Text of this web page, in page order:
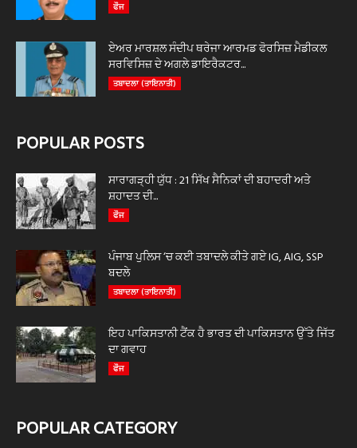
ਫੌਜ
ਏਅਰ ਮਾਰਸ਼ਲ ਸੰਦੀਪ ਥਰੇਜਾ ਆਰਮਡ ਫੋਰਸਿਜ਼ ਮੈਡੀਕਲ
ਸਰਵਿਸਿਜ਼ ਦੇ ਅਗਲੇ ਡਾਇਰੈਕਟਰ...
ਤਬਾਦਲਾ (ਤਾਇਨਾਤੀ)
POPULAR POSTS
ਸਾਰਾਗੜ੍ਹੀ ਯੁੱਧ : 21 ਸਿੱਖ ਸੈਨਿਕਾਂ ਦੀ ਬਹਾਦਰੀ ਅਤੇ
ਸ਼ਹਾਦਤ ਦੀ...
ਫੌਜ
ਪੰਜਾਬ ਪੁਲਿਸ ‘ਚ ਕਈ ਤਬਾਦਲੇ ਕੀਤੇ ਗਏ IG, AIG, SSP
ਬਦਲੇ
ਤਬਾਦਲਾ (ਤਾਇਨਾਤੀ)
ਇਹ ਪਾਕਿਸਤਾਨੀ ਟੈਂਕ ਹੈ ਭਾਰਤ ਦੀ ਪਾਕਿਸਤਾਨ ਉੱਤੇ ਜਿੱਤ
ਦਾ ਗਵਾਹ
ਫੌਜ
POPULAR CATEGORY